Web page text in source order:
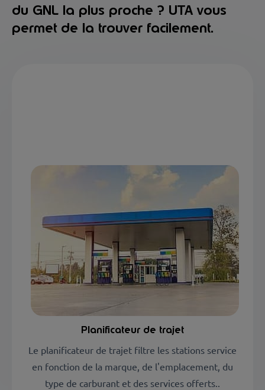
du GNL la plus proche ? UTA vous
permet de la trouver facilement.
Planificateur de trajet
Le planificateur de trajet filtre les stations service
en fonction de la marque, de l'emplacement, du
type de carburant et des services offerts.